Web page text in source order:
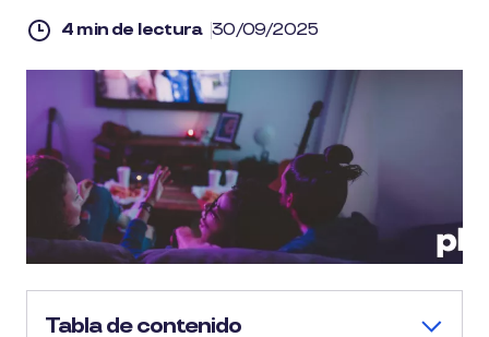
4 min de lectura 30/09/2025
Tabla de contenido